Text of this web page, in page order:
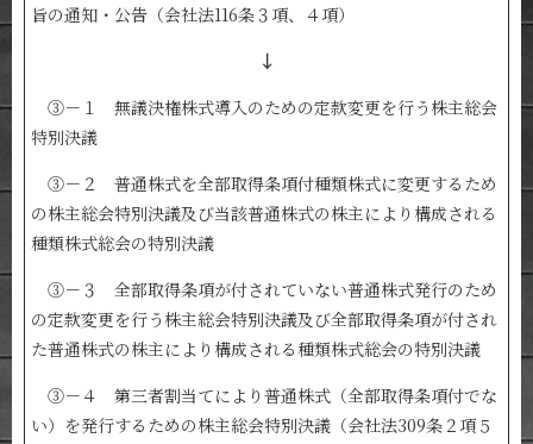
旨の通知・公告（会社法116条３項、４項）
↓
③－１ 無議決権株式導入のための定款変更を行う株主総会
特別決議
③－２ 普通株式を全部取得条項付種類株式に変更するため
の株主総会特別決議及び当該普通株式の株主により構成される
種類株式総会の特別決議
③－３ 全部取得条項が付されていない普通株式発行のため
の定款変更を行う株主総会特別決議及び全部取得条項が付され
た普通株式の株主により構成される種類株式総会の特別決議
③－４ 第三者割当てにより普通株式（全部取得条項付でな
い）を発行するための株主総会特別決議（会社法309条２項５